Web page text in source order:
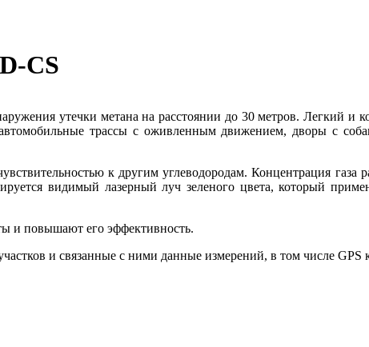
CS
утечки метана на расстоянии до 30 метров. Легкий и
трассы с оживленным движением, дворы с
к другим углеводородам. Концентрация газа
видимый лазерный луч зеленого цвета, который
и повышают его эффективность.
и связанные с ними данные измерений, в том числе GPS